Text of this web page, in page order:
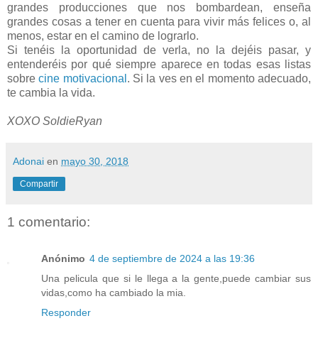
grandes producciones que nos bombardean, enseña
grandes cosas a tener en cuenta para vivir más felices o, al
menos, estar en el camino de lograrlo.
Si tenéis la oportunidad de verla, no la dejéis pasar, y
entenderéis por qué siempre aparece en todas esas listas
sobrecine motivacional . Si la ves en el momento adecuado,
te cambia la vida.
XOXO SoldieRyan
Adonai en mayo 30, 2018
Compartir
1 comentario:
Anónimo 4 de septiembre de 2024 a las 19:36
Una pelicula que si le llega a la gente,puede cambiar sus
vidas,como ha cambiado la mia.
Responder